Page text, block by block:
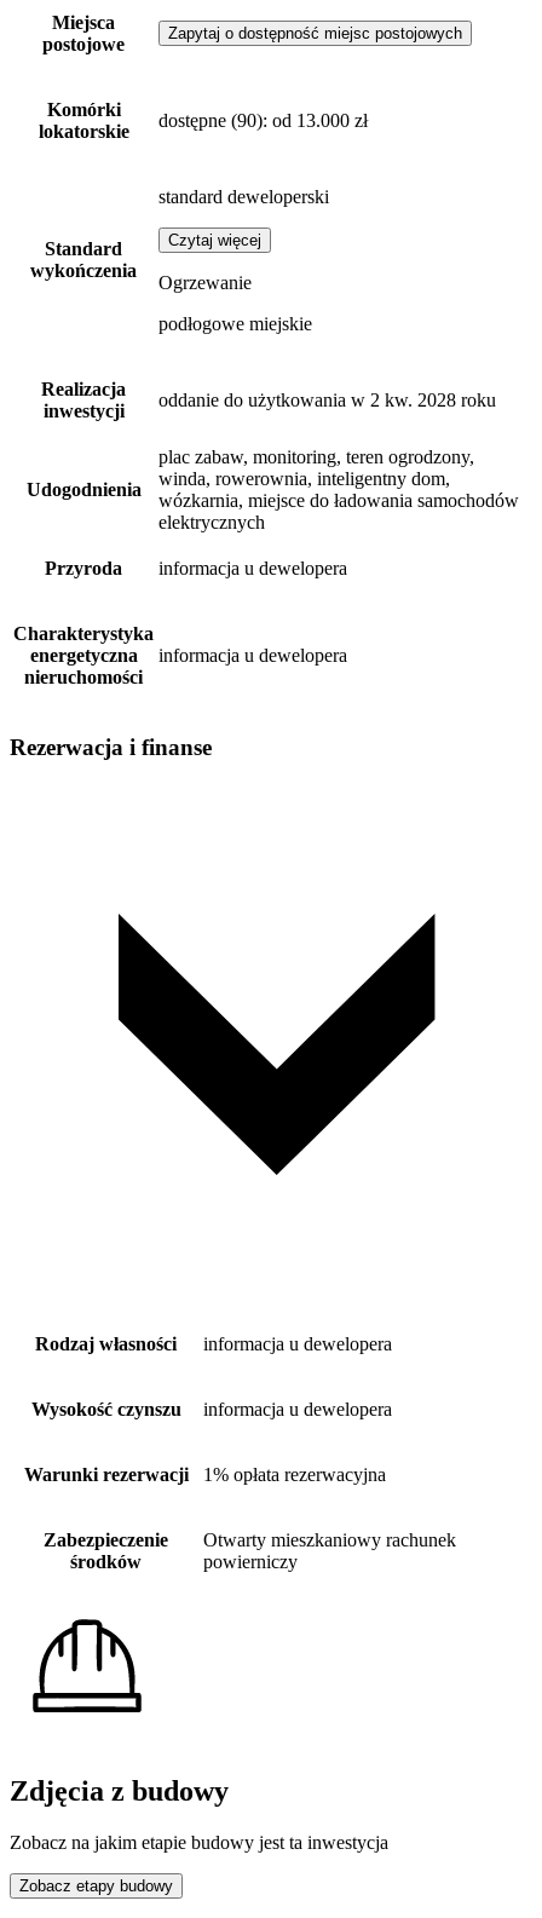
Miejsca
postojowe
Zapytaj o dostępność miejsc postojowych
Komórki
lokatorskie
dostępne (90): od 13.000 zł
Standard
wykończenia
standard deweloperski
Czytaj więcej
Ogrzewanie
podłogowe miejskie
Realizacja
inwestycji
oddanie do użytkowania w 2 kw. 2028 roku
Udogodnienia
plac zabaw, monitoring, teren ogrodzony,
winda, rowerownia, inteligentny dom,
wózkarnia, miejsce do ładowania samochodów
elektrycznych
Przyroda informacja u dewelopera
Charakterystyka
energetyczna
nieruchomości
informacja u dewelopera
Rezerwacja i finanse
Rodzaj własności informacja u dewelopera
Wysokość czynszu informacja u dewelopera
Warunki rezerwacji 1% opłata rezerwacyjna
Zabezpieczenie
środków
Otwarty mieszkaniowy rachunek
powierniczy
Zdjęcia z budowy
Zobacz na jakim etapie budowy jest ta inwestycja
Zobacz etapy budowy